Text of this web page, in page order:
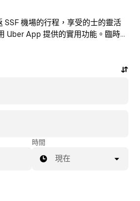
SSF 機場的行程，享受的士的靈活
Uber App 提供的實用功能。臨時需
或網站預約行程，享受經濟實惠
時間
現在